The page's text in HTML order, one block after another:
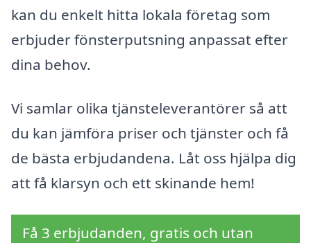
kan du enkelt hitta lokala företag som
erbjuder fönsterputsning anpassat efter
dina behov.
Vi samlar olika tjänsteleverantörer så att
du kan jämföra priser och tjänster och få
de bästa erbjudandena. Låt oss hjälpa dig
att få klarsyn och ett skinande hem!
Få 3 erbjudanden, gratis och utan